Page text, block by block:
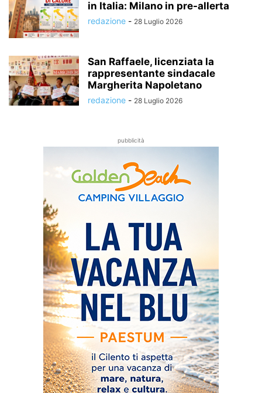
in Italia: Milano in pre-allerta
redazione - 28 Luglio 2026
San Raffaele, licenziata la
rappresentante sindacale
Margherita Napoletano
redazione - 28 Luglio 2026
pubblicità